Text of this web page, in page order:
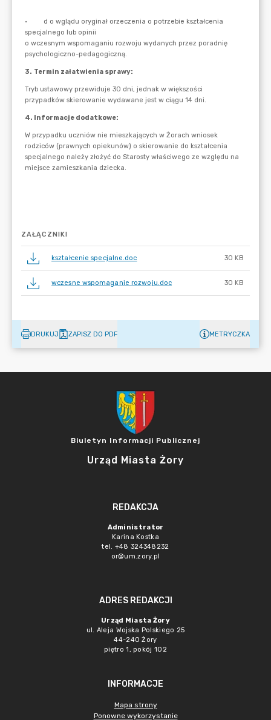
ZAŁĄCZNIKI
kształcenie specjalne.doc 30 KB
wczesne wspomaganie rozwoju.doc 30 KB
DRUKUJ ZAPISZ DO PDF METRYCZKA
Biuletyn Informacji Publicznej
Urząd Miasta Żory
REDAKCJA
Administrator
Karina Kostka
tel. +48 324348232
or@um.zory.pl
ADRES REDAKCJI
Urząd Miasta Żory
ul. Aleja Wojska Polskiego 25
44-240 Żory
piętro 1, pokój 102
INFORMACJE
Mapa strony
Ponowne wykorzystanie